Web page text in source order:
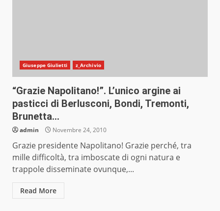
Giuseppe Giulietti z_Archivio
“Grazie Napolitano!”. L’unico argine ai
pasticci di Berlusconi, Bondi, Tremonti,
Brunetta…
admin Novembre 24, 2010
Grazie presidente Napolitano! Grazie perché, tra
mille difficoltà, tra imboscate di ogni natura e
trappole disseminate ovunque,...
Read More